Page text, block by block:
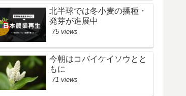
北半球では冬小麦の播種・
発芽が進展中
75 views
今朝はコバイケイソウとと
もに
71 views